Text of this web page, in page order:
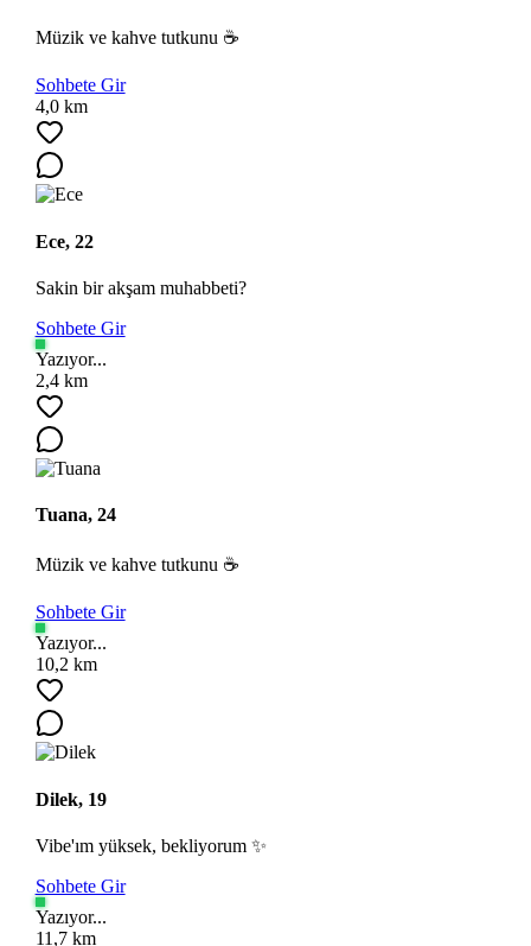
Müzik ve kahve tutkunu ☕
Sohbete Gir
4,0 km
Ece, 22
Sakin bir akşam muhabbeti?
Sohbete Gir
Yazıyor...
2,4 km
Tuana, 24
Müzik ve kahve tutkunu ☕
Sohbete Gir
Yazıyor...
10,2 km
Dilek, 19
Vibe'ım yüksek, bekliyorum ✨
Sohbete Gir
Yazıyor...
11,7 km